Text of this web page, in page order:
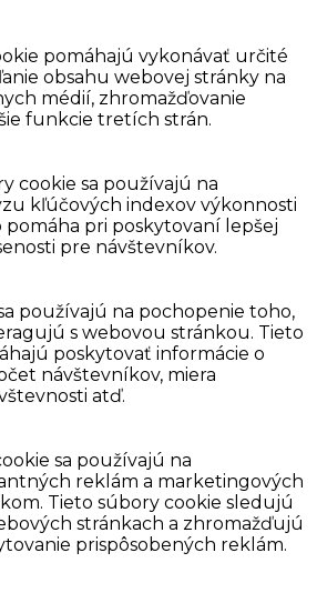
pomáhajú vykonávať určité
obsahu webovej stránky na
médií, zhromažďovanie
funkcie tretích strán.
cookie sa používajú na
kľúčových indexov výkonnosti
pomáha pri poskytovaní lepšej
pre návštevníkov.
používajú na pochopenie toho,
s webovou stránkou. Tieto
poskytovať informácie o
návštevníkov, miera
atď.
sa používajú na
reklám a marketingových
Tieto súbory cookie sledujú
stránkach a zhromažďujú
prispôsobených reklám.